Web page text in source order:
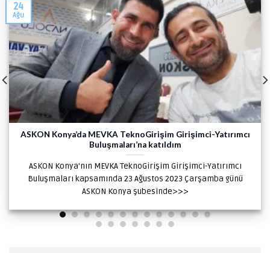
ASKON Konya’da MEVKA TeknoGirişim Girişimci-Yatırımcı
Buluşmaları’na katıldım
ASKON Konya’nın MEVKA TeknoGirişim Girişimci-Yatırımcı
Buluşmaları kapsamında 23 Ağustos 2023 Çarşamba günü
ASKON Konya şubesinde>>>
24
Ağu